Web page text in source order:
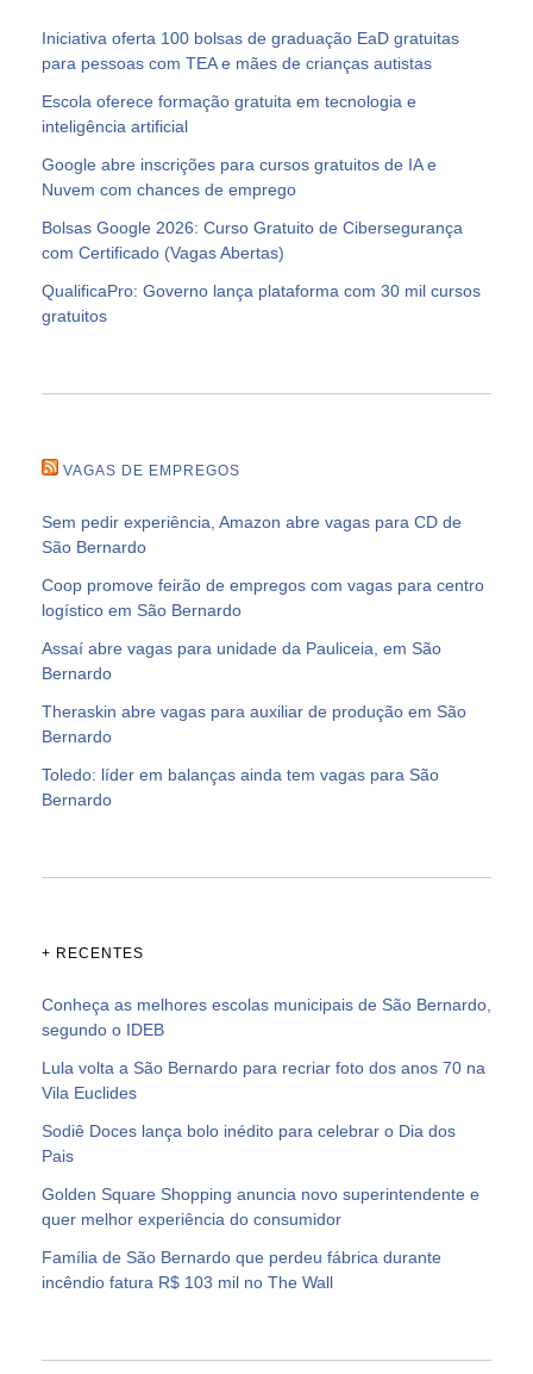
Iniciativa oferta 100 bolsas de graduação EaD gratuitas
para pessoas com TEA e mães de crianças autistas
Escola oferece formação gratuita em tecnologia e
inteligência artificial
Google abre inscrições para cursos gratuitos de IA e
Nuvem com chances de emprego
Bolsas Google 2026: Curso Gratuito de Cibersegurança
com Certificado (Vagas Abertas)
QualificaPro: Governo lança plataforma com 30 mil cursos
gratuitos
VAGAS DE EMPREGOS
Sem pedir experiência, Amazon abre vagas para CD de
São Bernardo
Coop promove feirão de empregos com vagas para centro
logístico em São Bernardo
Assaí abre vagas para unidade da Pauliceia, em São
Bernardo
Theraskin abre vagas para auxiliar de produção em São
Bernardo
Toledo: líder em balanças ainda tem vagas para São
Bernardo
+ RECENTES
Conheça as melhores escolas municipais de São Bernardo,
segundo o IDEB
Lula volta a São Bernardo para recriar foto dos anos 70 na
Vila Euclides
Sodiê Doces lança bolo inédito para celebrar o Dia dos
Pais
Golden Square Shopping anuncia novo superintendente e
quer melhor experiência do consumidor
Família de São Bernardo que perdeu fábrica durante
incêndio fatura R$ 103 mil no The Wall